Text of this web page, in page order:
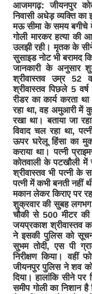
आजमगढ़: जीयनपुर
निवासी अधेड़ व्यक्ति का
मऊ सीमा के समय बगीचे
गोली मारकर हत्या की
उलझी रही। मृतक के
सुसाइड नोट भी बरामद
जानकारी के अनुसार
श्रीवास्तव उम्र 52
श्रीवास्तव पिछले 5 वर्ष
रीडर का कार्य करता
रहा था, वह अमुआरी में
रखा था। बताया जा
विवाद चल रहा था,
ऊपर घरेलू हिंसा का
कराया था। पत्नी
कोतवाली के पटखौली
श्रीवास्तव भी पत्नी के
पत्नी में कभी बनती
मकान लेकर किराए पर
शुक्रवार की सुबह लगभग
चौकी से 500 मीटर
जयप्रकाश श्रीवास्तव
ने इसकी पुलिस को
सुभम तोदी, एस पी
निरीक्षण किया। वहीं
जीयनपुर पुलिस ने शव
दिया। हालांकि सीने
समीप गोली का निशान